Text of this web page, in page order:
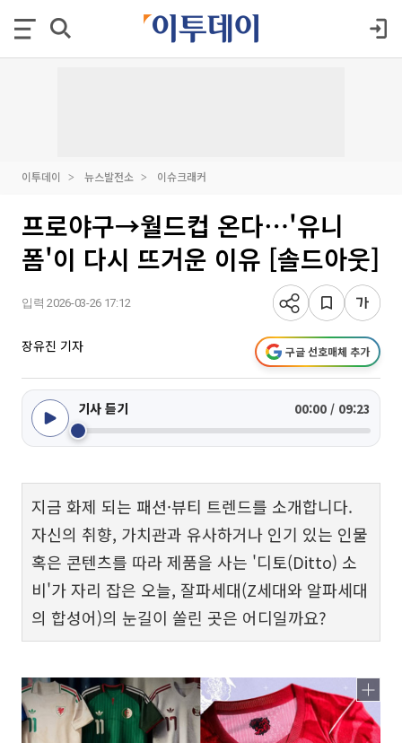
이투데이 뉴스발전소 이슈크래커
프로야구→월드컵 온다⋯'유니
폼'이 다시 뜨거운 이유 [솔드아웃]
입력 2026-03-26 17:12
장유진 기자 구글 선호매체 추가
기사 듣기 00:00 / 09:23
지금 화제 되는 패션·뷰티 트렌드를 소개합니다.
자신의 취향, 가치관과 유사하거나 인기 있는 인물
혹은 콘텐츠를 따라 제품을 사는 '디토(Ditto) 소
비'가 자리 잡은 오늘, 잘파세대(Z세대와 알파세대
의 합성어)의 눈길이 쏠린 곳은 어디일까요?